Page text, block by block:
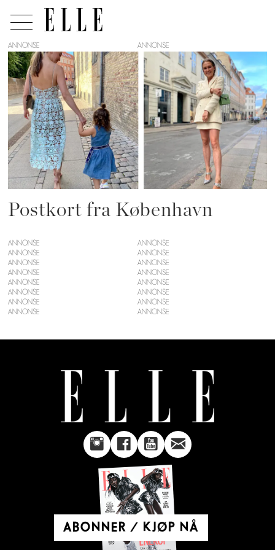
Tag:
spisesteder
københavn
ANNONSE
Postkort fra København
ANNONSE
ANNONSE
ANNONSE
ANNONSE
ANNONSE
ANNONSE
ANNONSE
ANNONSE
ABONNER / KJØP NÅ